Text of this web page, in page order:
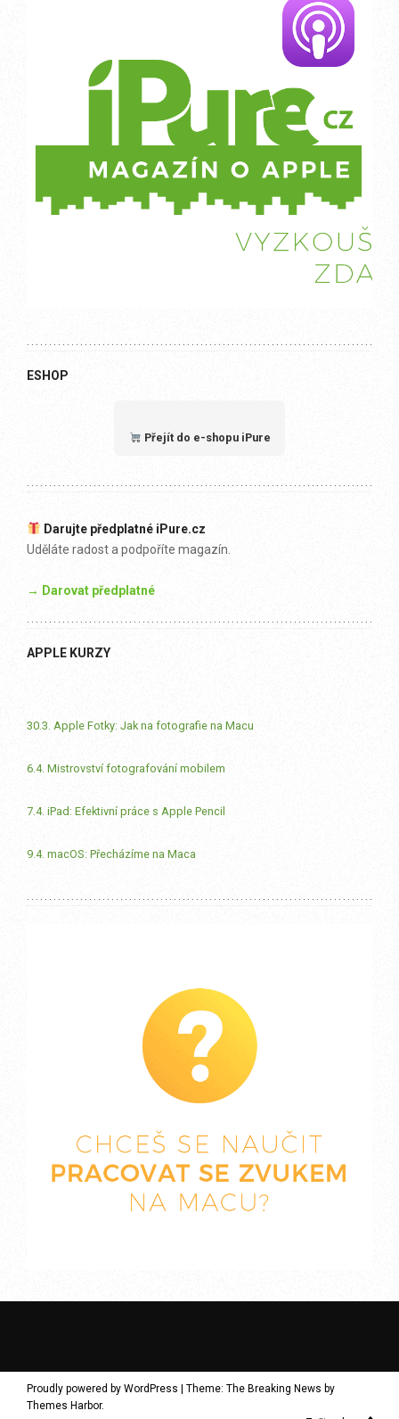
ESHOP
Přejít do e-shopu iPure
Darujte předplatné iPure.cz
Uděláte radost a podpoříte magazín.
→ Darovat předplatné
APPLE KURZY
30.3. Apple Fotky: Jak na fotografie na Macu
6.4. Mistrovství fotografování mobilem
7.4. iPad: Efektivní práce s Apple Pencil
9.4. macOS: Přecházíme na Maca
Proudly powered by WordPress
Theme: The Breaking News by
Themes Harbor.